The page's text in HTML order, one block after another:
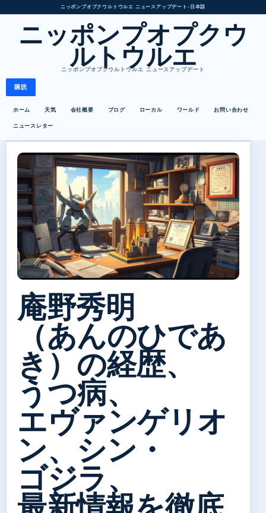
ニッポンプオプクウルトウルエ ニュースアップデート • 日本語
ニッポンプオプクウ
ルトウルエ
ニッポンプオプクウルトウルエ ニュースアップデート
購読
ホーム 天気 会社概要 ブログ ローカル ワールド お問い合わせ
ニュースレター
庵野秀明
（あんのひであ
き）の経歴、
うつ病、
エヴァンゲリオ
ン、シン・
ゴジラ、